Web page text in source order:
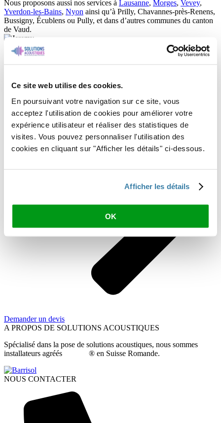
Ce site web utilise des cookies.
En poursuivant votre navigation sur ce site, vous
acceptez l'utilisation de cookies pour améliorer votre
expérience utilisateur et réaliser des statistiques de
visites. Vous pouvez personnaliser l'utilisation des
cookies en cliquant sur "Afficher les détails" ci-dessous.
Afficher les détails
OK
Nous proposons aussi nos services à Lausanne, Morges, Vevey,
Yverdon-les-Bains, Nyon ainsi qu’à Prilly, Chavannes-près-Renens,
Bussigny, Écublens ou Pully, et dans d’autres communes du canton
de Vaud.
Prenez RDV dès maintenant pour un devis gratuit et améliorez votre
confort du quotidien
Demander un devis
A PROPOS DE SOLUTIONS ACOUSTIQUES
Spécialisé dans la pose de solutions acoustiques, nous sommes
installateurs agréés
® en Suisse Romande.
NOUS CONTACTER